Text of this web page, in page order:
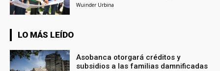
Wuinder Urbina
LO MÁS LEÍDO
Asobanca otorgará créditos y
subsidios a las familias damnificadas